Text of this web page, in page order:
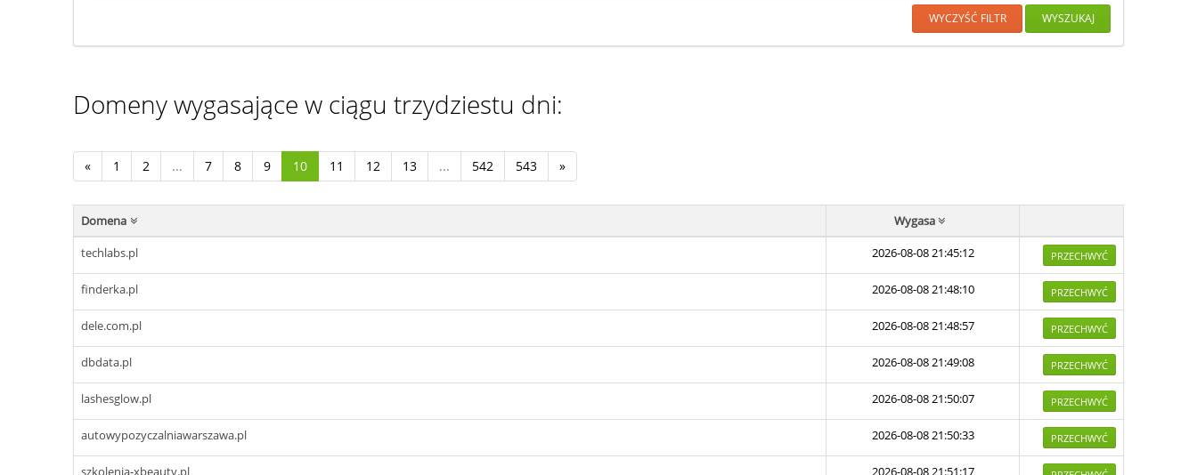
WYSZUKAJ
WYCZYŚĆ FILTR
Domeny wygasające w ciągu trzydziestu dni:
« 1 2 ... 7 8 9 10 11 12 13 ... 542 543 »
Domena
Wygasa
techlabs.pl
2026-08-08 21:45:12 PRZECHWYĆ
finderka.pl 2026-08-08 21:48:10 PRZECHWYĆ
dele.com.pl 2026-08-08 21:48:57 PRZECHWYĆ
dbdata.pl 2026-08-08 21:49:08 PRZECHWYĆ
lashesglow.pl 2026-08-08 21:50:07 PRZECHWYĆ
autowypozyczalniawarszawa.pl 2026-08-08 21:50:33 PRZECHWYĆ
szkolenia-xbeauty.pl 2026-08-08 21:51:17